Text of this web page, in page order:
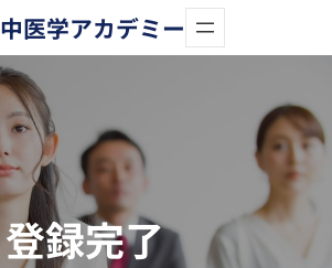
中医学アカデミー
登録完了